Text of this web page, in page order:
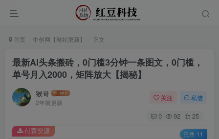
首页 中创网【整站更新】 正文
最新AI头条搬砖，0门槛3分钟一条图文，0门槛，
单号月入2000，矩阵放大【揭秘】
猴哥
2年前更新
关注 私信
0 92 25
付费资源 已售 11